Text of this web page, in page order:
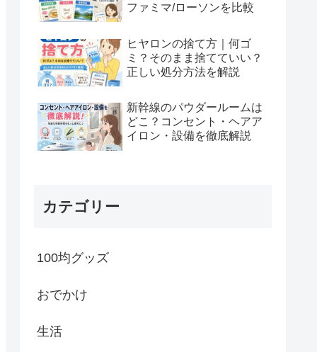
ファミマ/ローソンを比較
ヒヤロンの捨て方｜何ゴ
ミ？そのまま捨てていい？
正しい処分方法を解説
新幹線のパウダールームは
どこ？コンセント・ヘアア
イロン・設備を徹底解説
カテゴリー
100均グッズ
おでかけ
生活